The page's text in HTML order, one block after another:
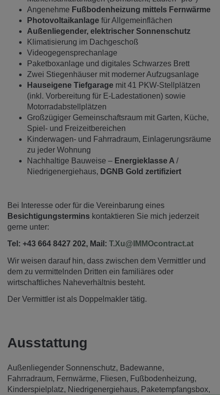
Angenehme Fußbodenheizung mittels Fernwärme
Photovoltaikanlage für Allgemeinflächen
Außenliegender, elektrischer Sonnenschutz
Klimatisierung im Dachgeschoß
Videogegensprechanlage
Paketboxanlage und digitales Schwarzes Brett
Zwei Stiegenhäuser mit moderner Aufzugsanlage
Hauseigene Tiefgarage mit 41 PKW-Stellplätzen
(inkl. Vorbereitung für E-Ladestationen) sowie
Motorradabstellplätzen
Großzügiger Gemeinschaftsraum mit Garten, Küche,
Spiel- und Freizeitbereichen
Kinderwagen- und Fahrradraum, Einlagerungsräume
zu jeder Wohnung
Nachhaltige Bauweise – Energieklasse A /
Niedrigenergiehaus, DGNB Gold zertifiziert
Bei Interesse oder für die Vereinbarung eines
Besichtigungstermins kontaktieren Sie mich jederzeit
gerne unter:
Tel: +43 664 8427 202, Mail: T.Xu@IMMOcontract.at
Wir weisen darauf hin, dass zwischen dem Vermittler und
dem zu vermittelnden Dritten ein familiäres oder
wirtschaftliches Naheverhältnis besteht.
Der Vermittler ist als Doppelmakler tätig.
Ausstattung
Außenliegender Sonnenschutz
Badewanne
Fahrradraum
Fernwärme Fliesen
Fußbodenheizung
Kinderspielplatz
Niedrigenergiehaus Paketempfangsbox